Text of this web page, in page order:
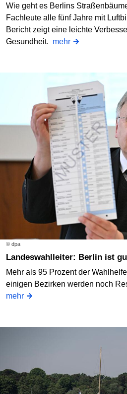
Wie geht es Berlins
Fachleute alle fünf Jahre mit
Bericht zeigt eine leichte
Gesundheit. mehr
© dpa
Landeswahlleiter: Berlin ist
Mehr als 95 Prozent der
einigen Bezirken werden noch
mehr